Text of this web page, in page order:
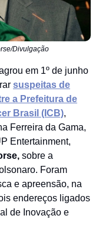
Divulgação
em 1º de junho
suspeitas de
a Prefeitura de
Brasil (ICB),
Ferreira da Gama,
Entertainment,
sobre a
Foram
e apreensão, na
endereços ligados
de Inovação e